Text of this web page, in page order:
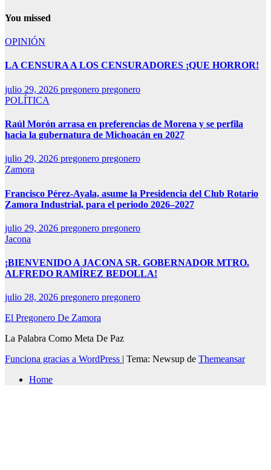
You missed
OPINIÓN
LA CENSURA A LOS CENSURADORES ¡QUE HORROR!
julio 29, 2026 pregonero pregonero
POLÍTICA
Raúl Morón arrasa en preferencias de Morena y se perfila
hacia la gubernatura de Michoacán en 2027
julio 29, 2026 pregonero pregonero
Zamora
Francisco Pérez-Ayala, asume la Presidencia del Club Rotario
Zamora Industrial, para el periodo 2026–2027
julio 29, 2026 pregonero pregonero
Jacona
¡BIENVENIDO A JACONA SR. GOBERNADOR MTRO.
ALFREDO RAMÍREZ BEDOLLA!
julio 28, 2026 pregonero pregonero
El Pregonero De Zamora
La Palabra Como Meta De Paz
Funciona gracias a WordPress | Tema: Newsup de Themeansar
Home